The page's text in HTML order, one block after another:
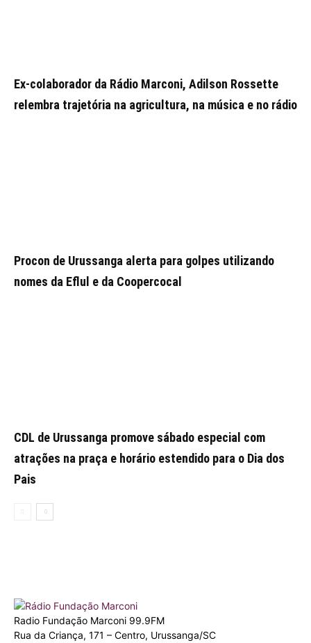
Ex-colaborador da Rádio Marconi, Adilson Rossette
relembra trajetória na agricultura, na música e no rádio
Procon de Urussanga alerta para golpes utilizando
nomes da Eflul e da Coopercocal
CDL de Urussanga promove sábado especial com
atrações na praça e horário estendido para o Dia dos
Pais
Radio Fundação Marconi 99.9FM
Rua da Criança, 171 – Centro, Urussanga/SC